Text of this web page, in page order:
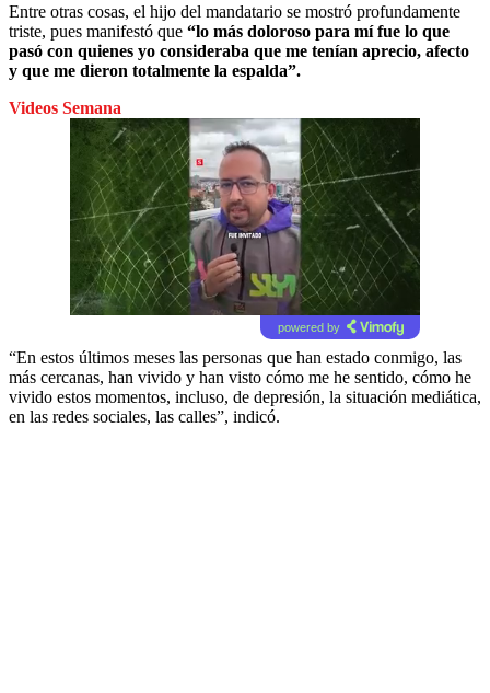
Entre otras cosas, el hijo del mandatario se mostró profundamente
triste, pues manifestó que “lo más doloroso para mí fue lo que
pasó con quienes yo consideraba que me tenían aprecio, afecto
y que me dieron totalmente la espalda”.
Videos Semana
powered by
“En estos últimos meses las personas que han estado conmigo, las
más cercanas, han vivido y han visto cómo me he sentido, cómo he
vivido estos momentos, incluso, de depresión, la situación mediática,
en las redes sociales, las calles”, indicó.